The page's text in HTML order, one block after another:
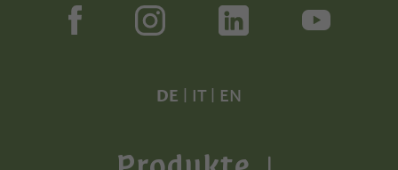
DE IT| EN